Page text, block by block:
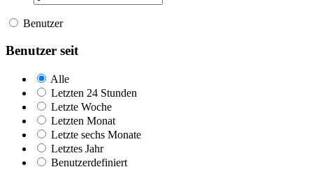
Benutzer
Benutzer seit
Alle
Letzten 24 Stunden
Letzte Woche
Letzten Monat
Letzte sechs Monate
Letztes Jahr
Benutzerdefiniert